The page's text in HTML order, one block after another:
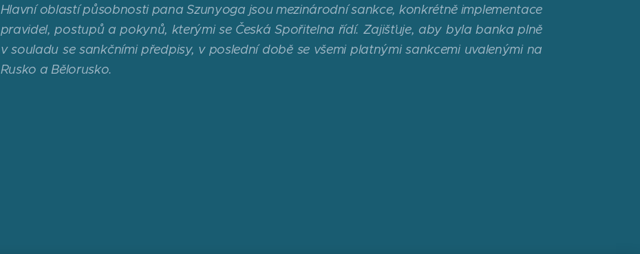
Hlavní oblastí působnosti pana Szunyoga jsou mezinárodní sankce, konkrétně implementace
pravidel, postupů a pokynů, kterými se Česká Spořitelna řídí. Zajišťuje, aby byla banka plně
v souladu se sankčními předpisy, v poslední době se všemi platnými sankcemi uvalenými na
Rusko a Bělorusko.